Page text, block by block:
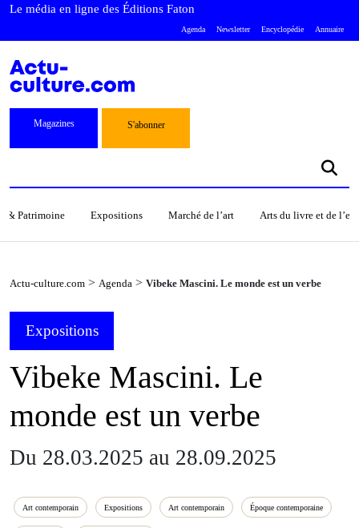
Le média en ligne des Éditions Faton
Agenda Newsletter Encyclopédie Annuaire
Magazines S'abonner
& Patrimoine Expositions Marché de l’art Arts du livre et de
Actu-culture.com > Agenda > Vibeke Mascini. Le monde est un verbe
Expositions
Vibeke Mascini. Le
monde est un verbe
Du 28.03.2025 au 28.09.2025
Art contemporain Expositions Art contemporain Époque contemporaine